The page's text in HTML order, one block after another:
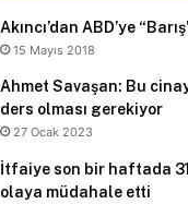
Akıncı’dan ABD’ye
15 Mayıs 2018
Ahmet Savaşan: Bu
ders olması gerekiyor
27 Ocak 2023
İtfaiye son bir haftada
olaya müdahale etti